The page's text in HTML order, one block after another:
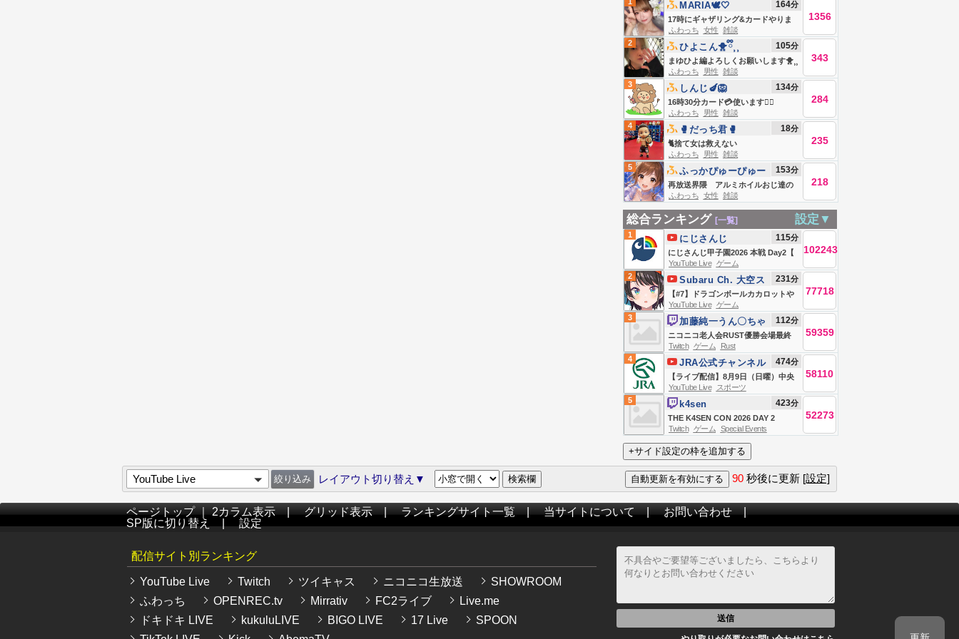
17時にギャザリング&カードやりま
す😆
MARIA🕊🤍 164分
1356
ふわっち 女性 雑談
2
まゆひよ編よろしくお願いします🐥⸒⸒
ひよこん🐥ྀི⸒⸒ 105分
343
ふわっち 男性 雑談
3
16時30分カード💳使います🙇‍♂️
しんじ🍆🦁 134分
284
ふわっち 男性 雑談
4
🐈捨て女は救えない
🥊だっち君🥊 18分
235
ふわっち 男性 雑談
5
再放送界隈 アルミホイルおじ達の
観察
ふっかぴゅーぴゅー
👾デブ編
153分
218
ふわっち 女性 雑談
総合ランキング [一覧] 設定▼
1
にじさんじ甲子園2026 本戦 Day2【
#にじ甲2026_Day2 】
にじさんじ 115分
102243
YouTube Live ゲーム
2
【#7】ドラゴンボールカカロットや
るしゅばああああああああああああ
ああああああああああああああ
あ！！！！！！【ホロライブ/大空ス
バル】
Subaru Ch. 大空ス
バル
231分
77718
YouTube Live ゲーム
3
ニコニコ老人会RUST優勝会場最終
日
加藤純一うん〇ちゃ
ん
112分
59359
Twitch ゲーム
Rust
4
【ライブ配信】8月9日（日曜）中央
競馬全レース中継（新潟・中京・札
幌）
JRA公式チャンネル 474分
58110
YouTube Live
スポーツ
5
THE K4SEN CON 2026 DAY 2
k4sen 423分
52273
Twitch ゲーム Special Events
YouTube Live レイアウト切り替え▼ 90 秒後に更新 [設定]
ページトップ｜2カラム表示|グリッド表示|ランキングサイト一覧|当サイトについて|お問い合わせ|
SP版に切り替え
設定
配信サイト別ランキング
YouTube Live Twitch ツイキャス ニコニコ生放送
SHOWROOM
ふわっち
OPENREC.tv Mirrativ FC2ライブ
Live.me
ドキドキ LIVE
kukuluLIVE BIGO LIVE 17 Live
SPOON
送信